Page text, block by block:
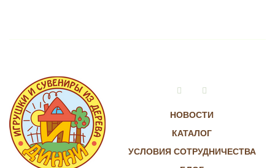
НОВОСТИ
КАТАЛОГ
УСЛОВИЯ СОТРУДНИЧЕСТВА
VkontakteInstagram